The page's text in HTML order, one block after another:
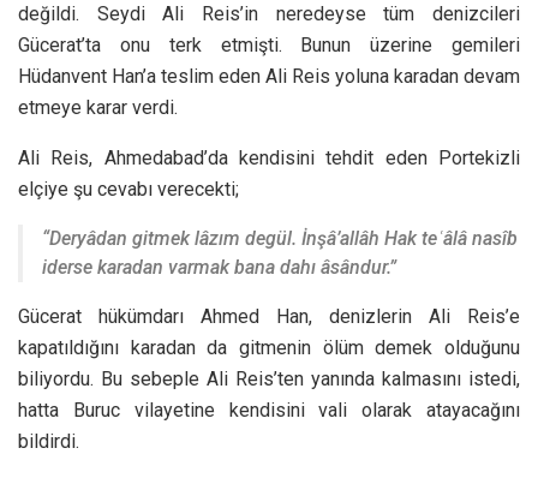
değildi. Seydi Ali Reis’in neredeyse tüm denizcileri
Gücerat’ta onu terk etmişti. Bunun üzerine gemileri
Hüdanvent Han’a teslim eden Ali Reis yoluna karadan devam
etmeye karar verdi.
Ali Reis, Ahmedabad’da kendisini tehdit eden Portekizli
elçiye şu cevabı verecekti;
“Deryâdan gitmek lâzım degül. İnşâ’allâh Hak teʿâlâ nasîb
iderse karadan varmak bana dahı âsândur.”
Gücerat hükümdarı Ahmed Han, denizlerin Ali Reis’e
kapatıldığını karadan da gitmenin ölüm demek olduğunu
biliyordu. Bu sebeple Ali Reis’ten yanında kalmasını istedi,
hatta Buruc vilayetine kendisini vali olarak atayacağını
bildirdi.